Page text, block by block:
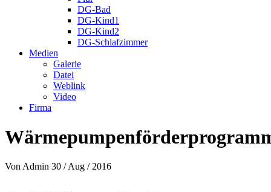
DG-Bad
DG-Kind1
DG-Kind2
DG-Schlafzimmer
Medien
Galerie
Datei
Weblink
Video
Firma
VonAdmin 30 / Aug / 2016